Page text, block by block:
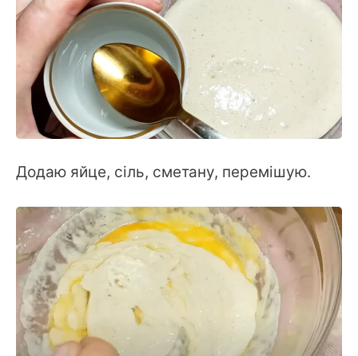
Додаю яйце, сіль, сметану, перемішую.